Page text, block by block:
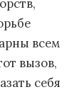
всем
вызов,
себя